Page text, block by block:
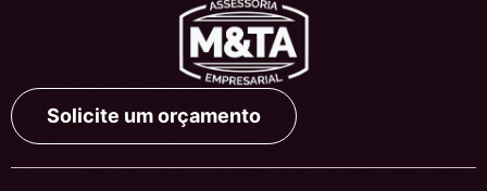
Solicite um orçamento